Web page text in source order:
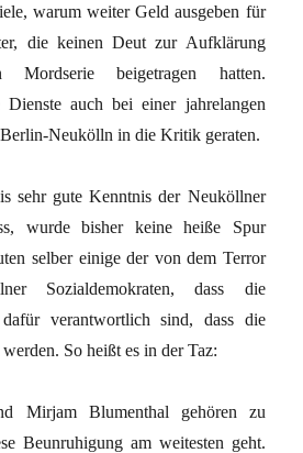
warum weiter Geld ausgeben für
die keinen Deut zur Aufklärung
Mordserie beigetragen hatten.
auch bei einer jahrelangen
Neukölln in die Kritik geraten.
sehr gute Kenntnis der Neuköllner
wurde bisher keine heiße Spur
selber einige der von dem Terror
Sozialdemokraten, dass die
dafür verantwortlich sind, dass die
So heißt es in der Taz:
Mirjam Blumenthal gehören zu
Beunruhigung am weitesten geht.